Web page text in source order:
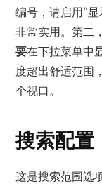
编号，请启用“
非常实用。第二
要在下拉菜单中
度超出舒适范围
个视口。
搜索配置
这是搜索范围选